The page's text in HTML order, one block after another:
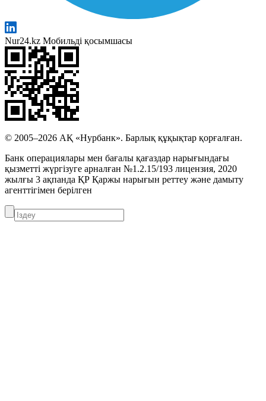
Nur24.kz Мобильді қосымшасы
© 2005–2026 АҚ «Нурбанк». Барлық құқықтар қорғалған.
Банк операциялары мен бағалы қағаздар нарығындағы
қызметті жүргізуге арналған №1.2.15/193 лицензия, 2020
жылғы 3 ақпанда ҚР Қаржы нарығын реттеу және дамыту
агенттігімен берілген